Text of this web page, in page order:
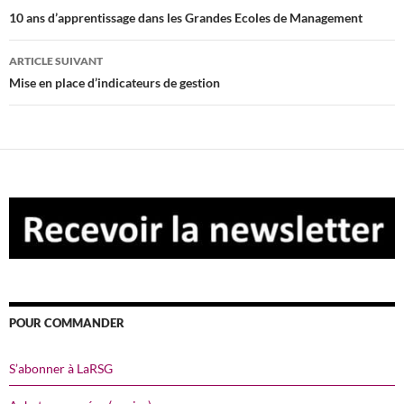
des
articles
10 ans d’apprentissage dans les Grandes Ecoles de Management
ARTICLE SUIVANT
Mise en place d’indicateurs de gestion
POUR COMMANDER
S’abonner à LaRSG